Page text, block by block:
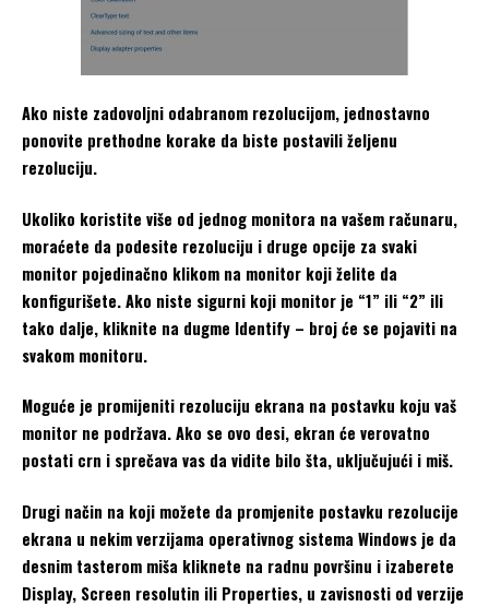
Ako niste zadovoljni odabranom rezolucijom, jednostavno
ponovite prethodne korake da biste postavili željenu
rezoluciju.
Ukoliko koristite više od jednog monitora na vašem računaru,
moraćete da podesite rezoluciju i druge opcije za svaki
monitor pojedinačno klikom na monitor koji želite da
konfigurišete. Ako niste sigurni koji monitor je “1” ili “2” ili
tako dalje, kliknite na dugme Identify – broj će se pojaviti na
svakom monitoru.
Moguće je promijeniti rezoluciju ekrana na postavku koju vaš
monitor ne podržava. Ako se ovo desi, ekran će verovatno
postati crn i sprečava vas da vidite bilo šta, uključujući i miš.
Drugi način na koji možete da promjenite postavku rezolucije
ekrana u nekim verzijama operativnog sistema Windows je da
desnim tasterom miša kliknete na radnu površinu i izaberete
Display, Screen resolutin ili Properties, u zavisnosti od verzije